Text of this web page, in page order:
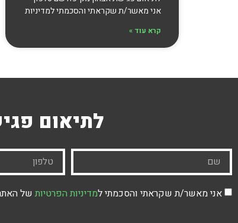
אני מאשר/ת שקראתי והסכמתי למדיניות
קרא עוד »
לתיאום
אני מאשר/ת שקראתי והסכמתי למדיניות הפרטיות של